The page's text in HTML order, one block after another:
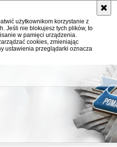
użytkownikom korzystanie z
Jeśli nie blokujesz tych plików, to
w pamięci urządzenia.
cookies, zmieniając
ustawienia przeglądarki oznacza